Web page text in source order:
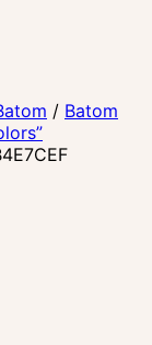
/ Batom